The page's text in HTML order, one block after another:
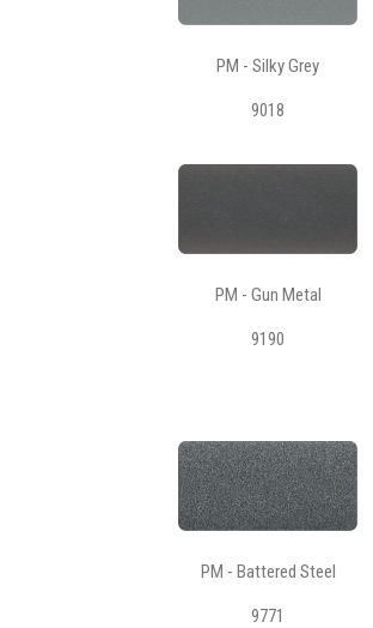
PM - Silky Grey
9018
PM - Gun Metal
9190
PM - Battered Steel
9771